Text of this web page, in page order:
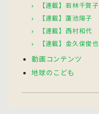
【連載】若林千賀子
【連載】蓮池陽子
【連載】西村和代
【連載】金久保俊也
動画コンテンツ
地球のこども